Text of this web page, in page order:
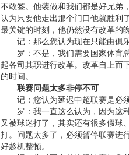
不敢签。他装做和我们都是好兄弟
认为只要他走出那个门口他就胜利
最关键的时刻，他仍然没有改革的魄
记：那么您认为现在只能由俱乐
罗：不是，我们需要国家体育总
起各司其职进行改革。改革自上而
的时间。
联赛问题太多非停不可
记：您认为延迟中超联赛是必
罗：我一直这么认为，因为这种
又被球迷打了，其实还有很多假球
打。问题太多了，必须暂停联赛进
好趁机整顿。